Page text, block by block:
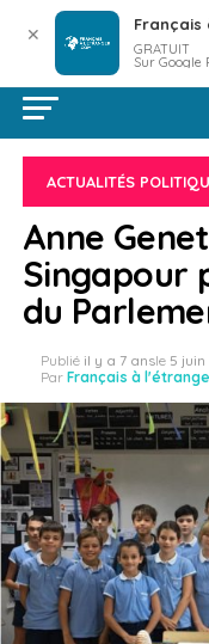
ACTUALITÉS
Anne
Singapour
du
Publié il y a 7 ansle 5 juin
Par Français à
✕
GRATUIT
Sur Google